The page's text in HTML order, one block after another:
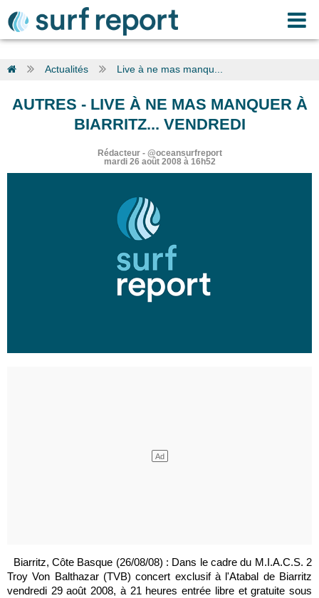
Actualités Live à ne mas manqu...
AUTRES - LIVE À NE MAS MANQUER À
BIARRITZ... VENDREDI
Rédacteur- @oceansurfreport
mardi 26 août 2008 à 16h52
Biarritz, Côte Basque (26/08/08) : Dans le cadre du M.I.A.C.S. 2
Troy Von Balthazar (TVB) concert exclusif à l'Atabal de Biarritz
vendredi 29 août 2008, à 21 heures entrée libre et gratuite sous